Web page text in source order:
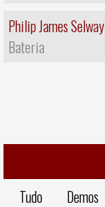
Philip James Selway
Bateria
Tudo Demos